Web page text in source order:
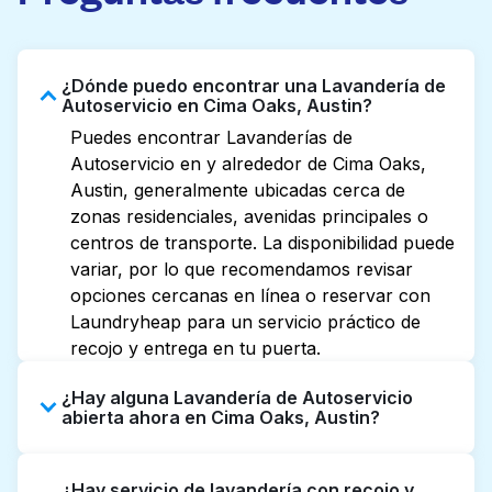
¿Dónde puedo encontrar una Lavandería de
Autoservicio en Cima Oaks, Austin?
Puedes encontrar Lavanderías de
Autoservicio en y alrededor de Cima Oaks,
Austin, generalmente ubicadas cerca de
zonas residenciales, avenidas principales o
centros de transporte. La disponibilidad puede
variar, por lo que recomendamos revisar
opciones cercanas en línea o reservar con
Laundryheap para un servicio práctico de
recojo y entrega en tu puerta.
¿Hay alguna Lavandería de Autoservicio
abierta ahora en Cima Oaks, Austin?